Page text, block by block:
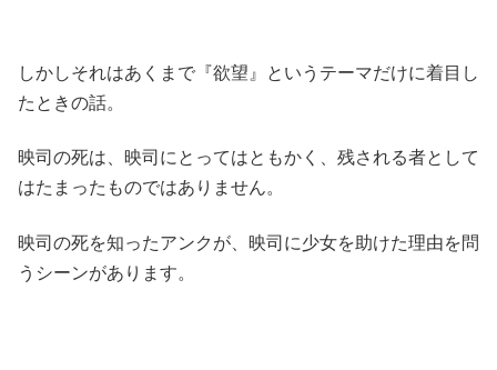
しかしそれはあくまで『欲望』というテーマだけに着目し
たときの話。
映司の死は、映司にとってはともかく、残される者として
はたまったものではありません。
映司の死を知ったアンクが、映司に少女を助けた理由を問
うシーンがあります。